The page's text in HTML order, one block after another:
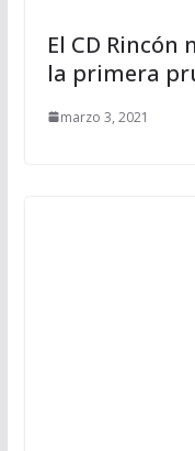
El CD Rincón
la primera
marzo 3, 2021